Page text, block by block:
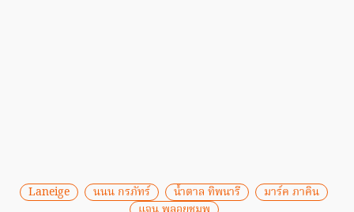
Laneige นนน กรภัทร์ น้ำตาล ทิพนารี
มาร์ค ภาคิน